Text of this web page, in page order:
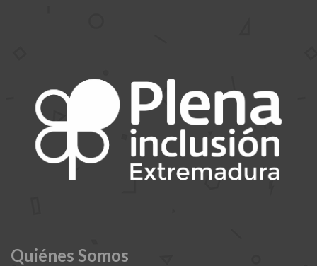
Quiénes Somos